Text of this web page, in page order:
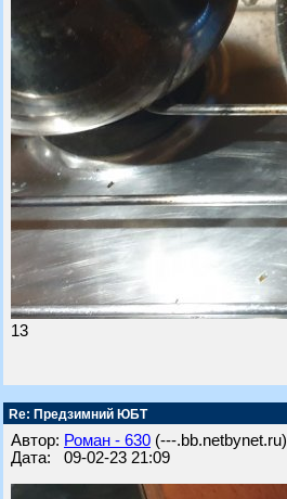
13
Re: Предзимний ЮБТ
Автор: Роман - 630 (---.bb.netbynet.ru)
Дата: 09-02-23 21:09